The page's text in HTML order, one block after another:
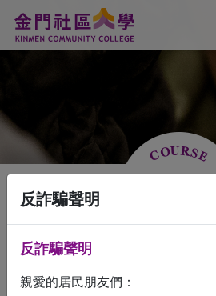
反詐騙聲明
反詐騙聲明
親愛的居民朋友們：